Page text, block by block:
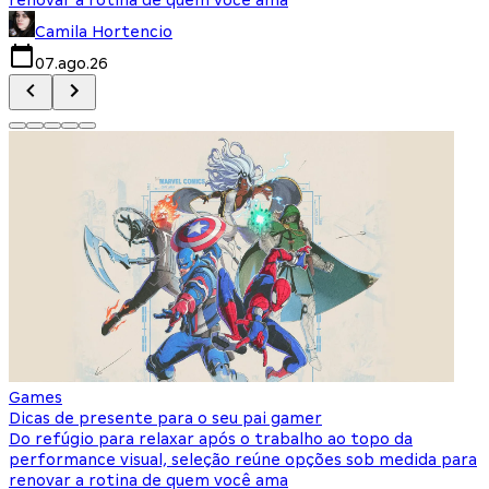
Camila Hortencio
07.ago.26
Games
Dicas de presente para o seu pai gamer
Do refúgio para relaxar após o trabalho ao topo da
performance visual, seleção reúne opções sob medida para
renovar a rotina de quem você ama